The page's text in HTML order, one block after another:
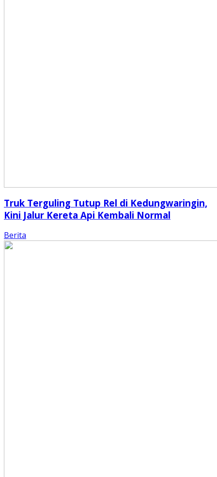
Truk Terguling Tutup Rel di Kedungwaringin,
Kini Jalur Kereta Api Kembali Normal
Berita